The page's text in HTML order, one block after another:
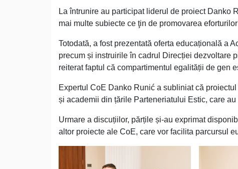
La întrunire au participat liderul de proiect Danko
mai multe subiecte ce ţin de promovarea
Totodată, a fost prezentată oferta educațională a
precum și instruirile în cadrul Direcției dezvoltare
reiterat faptul că compartimentul egalității de gen
Expertul CoE Danko Runić a subliniat că
și academii din țările Parteneriatului Estic, care au
Urmare a discuțiilor, părțile și-au exprimat
altor proiecte ale CoE, care vor facilita parcursul